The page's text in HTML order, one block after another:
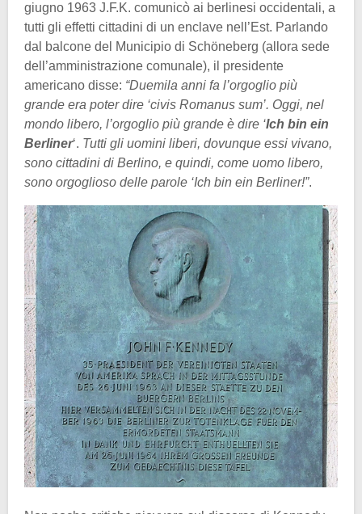
giugno 1963 J.F.K. comunicò ai berlinesi occidentali, a
tutti gli effetti cittadini di un enclave nell’Est. Parlando
dal balcone del Municipio di Schöneberg (allora sede
dell’amministrazione comunale), il presidente
americano disse: “Duemila anni fa l’orgoglio più
grande era poter dire ‘civis Romanus sum’. Oggi, nel
mondo libero, l’orgoglio più grande è dire ‘Ich bin ein
Berliner‘. Tutti gli uomini liberi, dovunque essi vivano,
sono cittadini di Berlino, e quindi, come uomo libero,
sono orgoglioso delle parole ‘Ich bin ein Berliner!”.